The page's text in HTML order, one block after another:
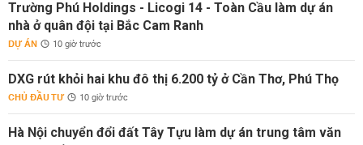
Trường Phú Holdings - Licogi 14 - Toàn Cầu làm dự án
nhà ở quân đội tại Bắc Cam Ranh
DỰ ÁN 10 giờ trước
DXG rút khỏi hai khu đô thị 6.200 tỷ ở Cần Thơ, Phú Thọ
CHỦ ĐẦU TƯ 10 giờ trước
Hà Nội chuyển đổi đất Tây Tựu làm dự án trung tâm văn